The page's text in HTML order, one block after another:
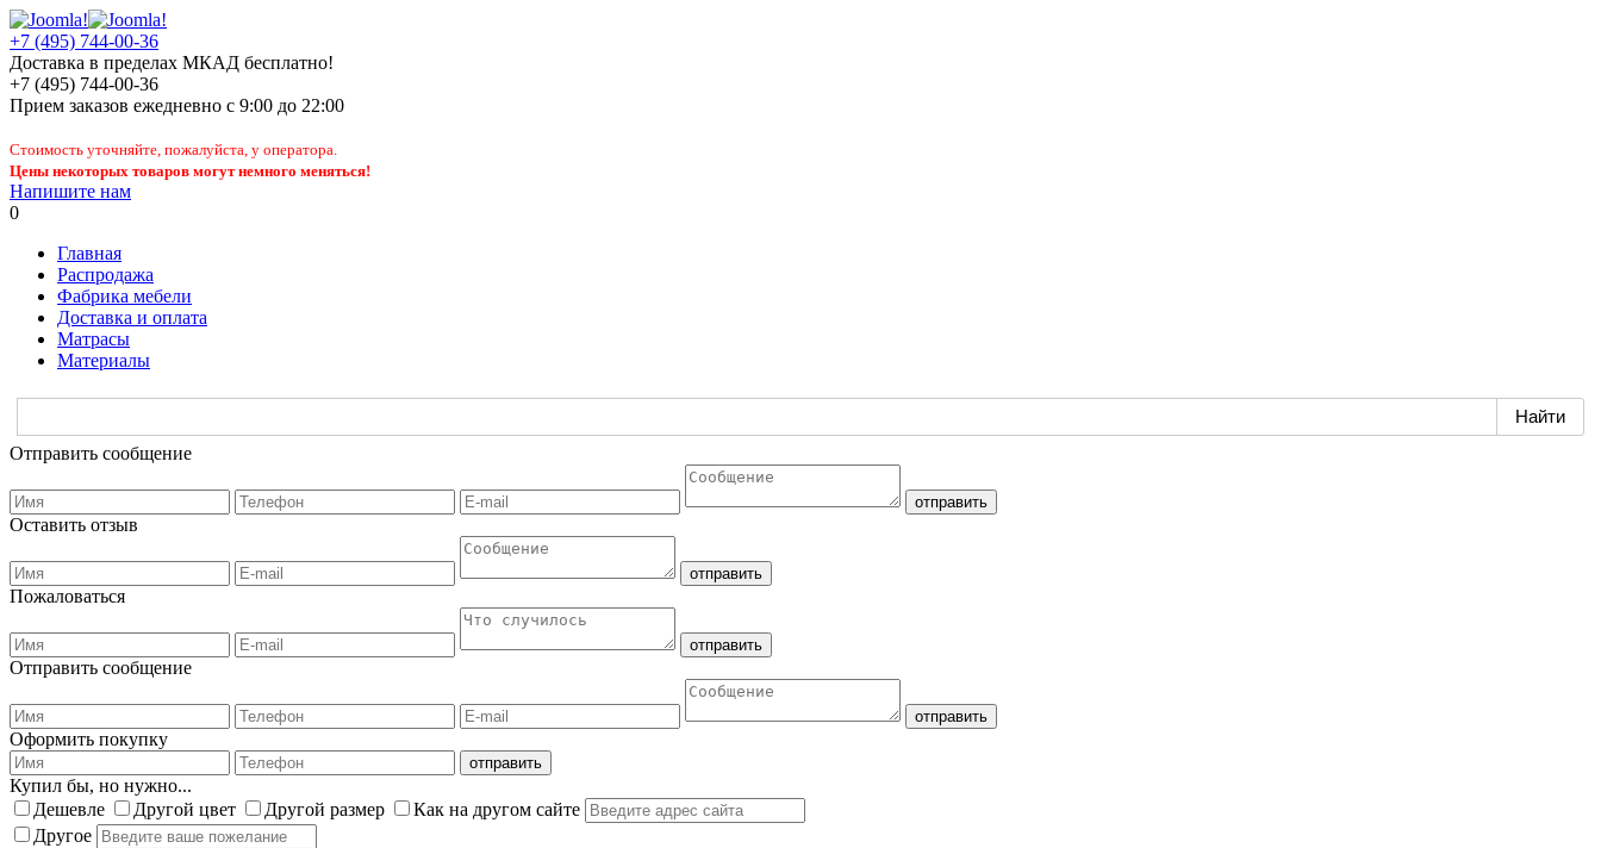
+7 (495) 744-00-36
Доставка в пределах МКАД бесплатно!
+7 (495) 744-00-36
Прием заказов ежедневно с 9:00 до 22:00
Стоимость уточняйте, пожалуйста, у оператора.
Цены некоторых товаров могут немного меняться!
Напишите нам
0
Главная
Распродажа
Фабрика мебели
Доставка и оплата
Матрасы
Материалы
Отправить сообщение
Оставить отзыв
Пожаловаться
Отправить сообщение
Оформить покупку
Купил бы, но нужно...
Дешевле
Другой цвет Другой размер
Как на другом сайте
Другое